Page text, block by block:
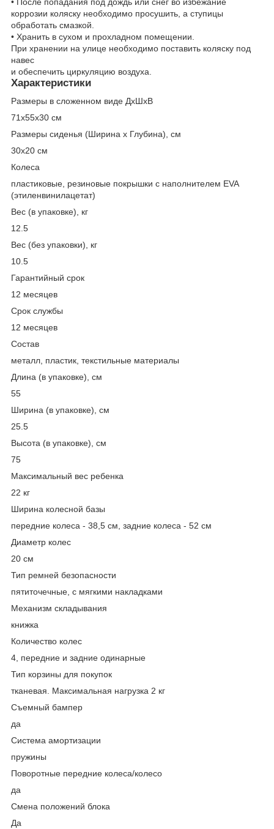
коррозии коляску необходимо просушить, а ступицы
обработать смазкой.
• Хранить в сухом и прохладном помещении.
При хранении на улице необходимо поставить коляску под
навес
и обеспечить циркуляцию воздуха.
Характеристики
Размеры в сложенном виде ДхШхВ
71х55х30 см
Размеры сиденья (Ширина x Глубина), см
30x20 см
Колеса
пластиковые, резиновые покрышки с наполнителем EVA
(этиленвинилацетат)
Вес (в упаковке), кг
12.5
Вес (без упаковки), кг
10.5
Гарантийный срок
12 месяцев
Срок службы
12 месяцев
Состав
металл, пластик, текстильные материалы
Длина (в упаковке), см
55
Ширина (в упаковке), см
25.5
Высота (в упаковке), см
75
Максимальный вес ребенка
22 кг
Ширина колесной базы
передние колеса - 38,5 см, задние колеса - 52 см
Диаметр колес
20 см
Тип ремней безопасности
пятиточечные, с мягкими накладками
Механизм складывания
книжка
Количество колес
4, передние и задние одинарные
Тип корзины для покупок
тканевая. Максимальная нагрузка 2 кг
Съемный бампер
да
Система амортизации
пружины
Поворотные передние колеса/колесо
да
Смена положений блока
Да